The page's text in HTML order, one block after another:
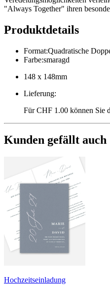
"Always Together" ihren
Produktdetails
Format:Quadratische
Farbe:smaragd
148 x 148mm
Lieferung:
Für CHF 1.00 können Sie
Kunden gefällt auch
Hochzeitseinladung